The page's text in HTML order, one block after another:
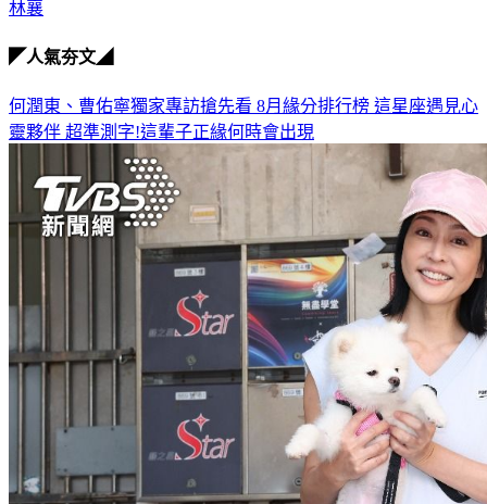
林襄
◤人氣夯文◢
何潤東、曹佑寧獨家專訪搶先看 8月緣分排行榜 這星座遇見心
靈夥伴 超準測字!這輩子正緣何時會出現